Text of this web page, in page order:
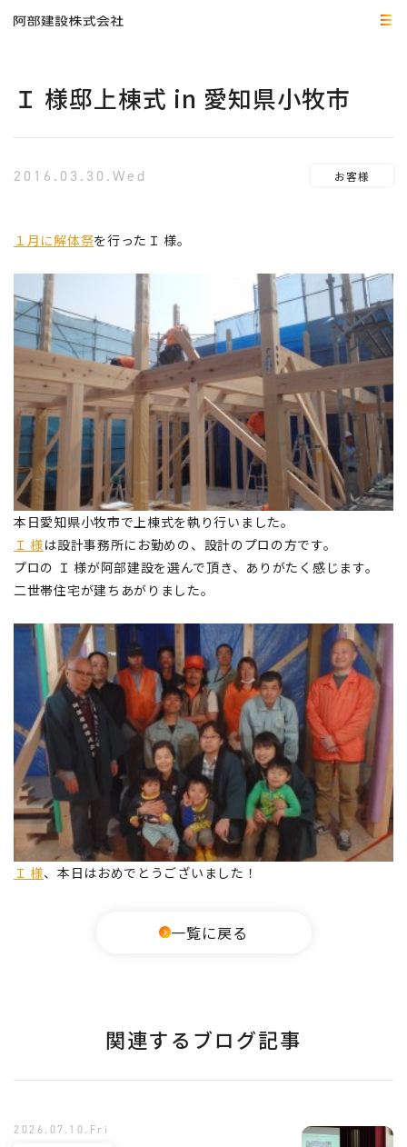
Ｉ 様邸上棟式 in 愛知県小牧市
2016.03.30.Wed お客様
１月に解体祭を行ったＩ 様。
本日愛知県小牧市で上棟式を執り行いました。
Ｉ 様は設計事務所にお勤めの、設計のプロの方です。
プロの Ｉ 様が阿部建設を選んで頂き、ありがたく感じます。
二世帯住宅が建ちあがりました。
Ｉ 様、本日はおめでとうございました！
一覧に戻る
関連するブログ記事
2026.07.10.Fri